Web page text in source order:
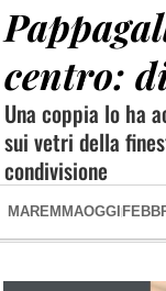
centro:
Una coppia lo ha
sui vetri della
condivisione
MAREMMAOGGI